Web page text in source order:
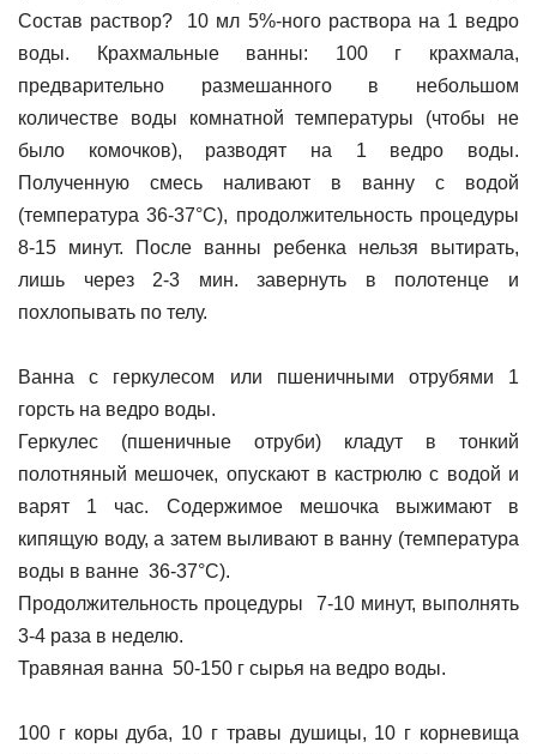
Состав раствор? 10 мл 5%-ного раствора на 1 ведро
воды. Крахмальные ванны: 100 г крахмала,
предварительно размешанного в небольшом
количестве воды комнатной температуры (чтобы не
было комочков), разводят на 1 ведро воды.
Полученную смесь наливают в ванну с водой
(температура 36-37°С), продолжительность процедуры
8-15 минут. После ванны ребенка нельзя вытирать,
лишь через 2-3 мин. завернуть в полотенце и
похлопывать по телу.
Ванна с геркулесом или пшеничными отрубями 1
горсть на ведро воды.
Геркулес (пшеничные отруби) кладут в тонкий
полотняный мешочек, опускают в кастрюлю с водой и
варят 1 час. Содержимое мешочка выжимают в
кипящую воду, а затем выливают в ванну (температура
воды в ванне 36-37°С).
Продолжительность процедуры 7-10 минут, выполнять
3-4 раза в неделю.
Травяная ванна 50-150 г сырья на ведро воды.
100 г коры дуба, 10 г травы душицы, 10 г корневища